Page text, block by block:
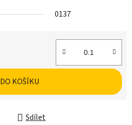
0137
DO KOŠÍKU
Sdílet